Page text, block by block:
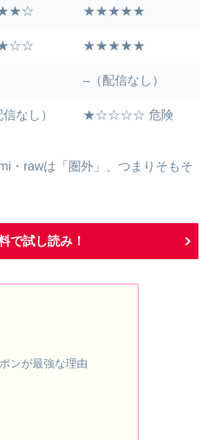
★★★★★
★★★★★
–（配信なし）
なし） ★☆☆☆☆ 危険
・rawは「圏外」、つまりそもそ
で試し読み！
ンが最強な理由